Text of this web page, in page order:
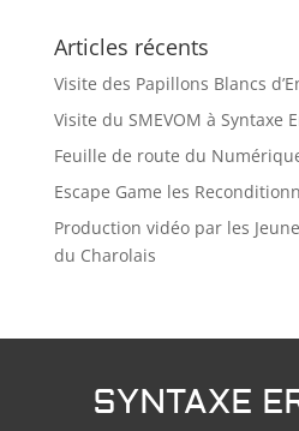
Articles récents
Visite des Papillons Blancs
Visite du SMEVOM à Syntaxe
Feuille de route du
Escape Game les
Production vidéo par les
du Charolais
SYNTAXE